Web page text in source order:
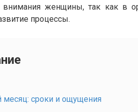
внимания женщины, так как в
процессы.
месяц: сроки и ощущения